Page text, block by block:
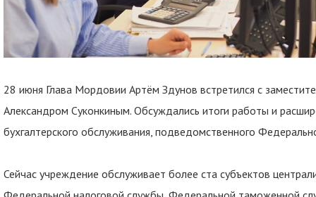
28 июня Глава Мордовии Артём Здунов встретился с
Александром Суконкиным. Обсуждались итоги работы и
бухгалтерского обслуживания, подведомственного
Сейчас учреждение обслуживает более ста субъектов